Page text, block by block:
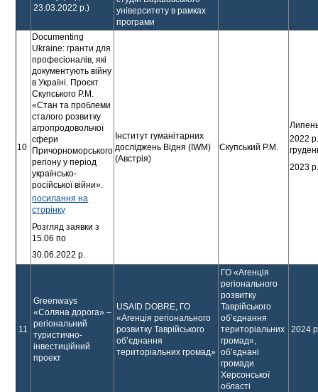
23.03.2022 р.)
університету в рамках
програми
10
Documenting
Ukraine: гранти для
професіоналів, які
документують війну
в Україні. Проєкт
Скупського Р.М.
«Стан та проблеми
сталого розвитку
агропродовольчої
сфери
Причорноморського
регіону у період
українсько-
російської війни».
посилання на
сторінку
Розгляд заявки з
15.06 по
30.06.2022 р.
Інститут гуманітарних
досліджень Відня (IWM)
(Австрія)
Скупський Р.М.
2022
2023
11
Greenways
«Соляна дорога» –
регіональний
туристично-
інвестиційний
проект
USAID DOBRE, ГО
«Агенція регіонального
розвитку Таврійського
об’єднання
територіальних громад»
ГО «Агенція
регіонального
розвитку
Таврійського
об’єднання
територіальних
громад»,
об’єднані
громади
Херсонської
області
2024